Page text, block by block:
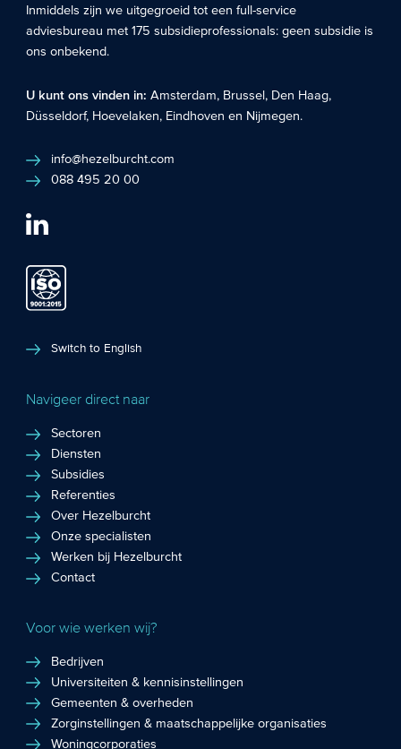
Inmiddels zijn we uitgegroeid tot een full-service
adviesbureau met 175 subsidieprofessionals: geen subsidie is
ons onbekend.
U kunt ons vinden in:Amsterdam, Brussel , Den Haag,
Düsseldorf, Hoevelaken, Eindhoven en Nijmegen.
info@hezelburcht.com
088 495 20 00
Switch to English
Navigeer direct naar
Sectoren
Diensten
Subsidies
Referenties
Over Hezelburcht
Onze specialisten
Werken bij Hezelburcht
Contact
Voor wie werken wij?
Bedrijven
Universiteiten & kennisinstellingen
Gemeenten & overheden
Zorginstellingen & maatschappelijke organisaties
Woningcorporaties